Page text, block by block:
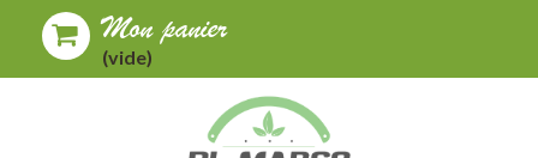
Mon panier
(vide)